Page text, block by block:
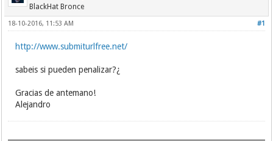
BlackHat Bronce
#1
18-10-2016, 11:53 AM
http://www.submiturlfree.net/
sabeis si pueden penalizar?¿
Gracias de antemano!
Alejandro